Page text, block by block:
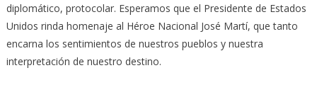
diplomático, protocolar. Esperamos que el Presidente de Estados
Unidos rinda homenaje al Héroe Nacional José Martí, que tanto
encarna los sentimientos de nuestros pueblos y nuestra
interpretación de nuestro destino.